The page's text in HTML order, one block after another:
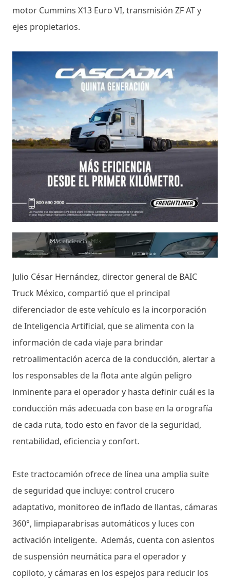
motor Cummins X13 Euro VI, transmisión ZF AT y
ejes propietarios.
Julio César Hernández, director general de BAIC
Truck México, compartió que el principal
diferenciador de este vehículo es la incorporación
de Inteligencia Artificial, que se alimenta con la
información de cada viaje para brindar
retroalimentación acerca de la conducción, alertar a
los responsables de la flota ante algún peligro
inminente para el operador y hasta definir cuál es la
conducción más adecuada con base en la orografía
de cada ruta, todo esto en favor de la seguridad,
rentabilidad, eficiencia y confort.
Este tractocamión ofrece de línea una amplia suite
de seguridad que incluye: control crucero
adaptativo, monitoreo de inflado de llantas, cámaras
360°, limpiaparabrisas automáticos y luces con
activación inteligente. Además, cuenta con asientos
de suspensión neumática para el operador y
copiloto, y cámaras en los espejos para reducir los